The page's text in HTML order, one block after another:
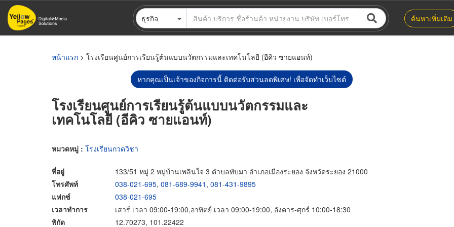
ข้าม
ไป
ธุรกิจ ค้นหาเพิ่มเติม
หน้าแรก > โรงเรียนศูนย์การเรียนรู้ต้นแบบนวัตกรรมและเทคโนโลยี (อีคิว ซายแอนท์)
หากคุณเป็นเจ้าของกิจการนี้ ติดต่อรับส่วนลดพิเศษ! เพื่อจัดทำเว็บไซต์
โรงเรียนศูนย์การเรียนรู้ต้นแบบนวัตกรรมและ
เทคโนโลยี (อีคิว ซายแอนท์)
หมวดหมู่ : โรงเรียนกวดวิชา
ที่อยู่
133/51 หมู่ 2 หมู่บ้านเพลินใจ 3 ตำบลทับมา อำเภอเมืองระยอง จังหวัดระยอง 21000
โทรศัพท์
038-021-695, 081-689-9941 , 081-431-9895
แฟกซ์
038-021-695
เวลาทำการ
เสาร์ เวลา 09:00-19:00,อาทิตย์ เวลา 09:00-19:00, อังคาร-ศุกร์ 10:00-18:30
พิกัด
12.70273, 101.22422